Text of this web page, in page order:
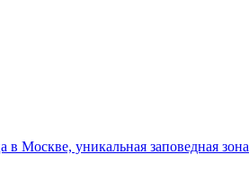
Москве, уникальная заповедная зона